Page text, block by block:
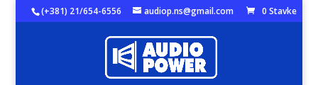
(+381) 21/654-6556 audiop.ns@gmail.com 0 Stavke